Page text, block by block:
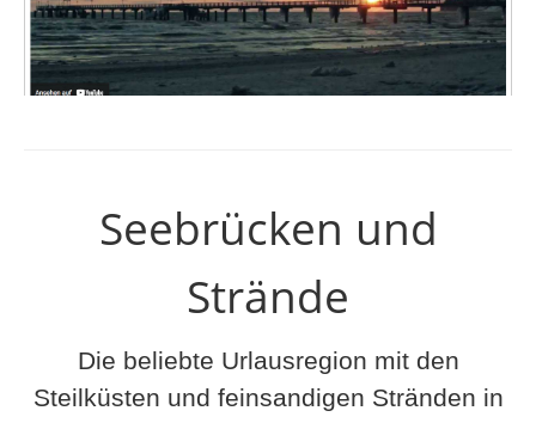
Seebrücken und
Strände
Die beliebte Urlausregion mit den
Steilküsten und feinsandigen Stränden in